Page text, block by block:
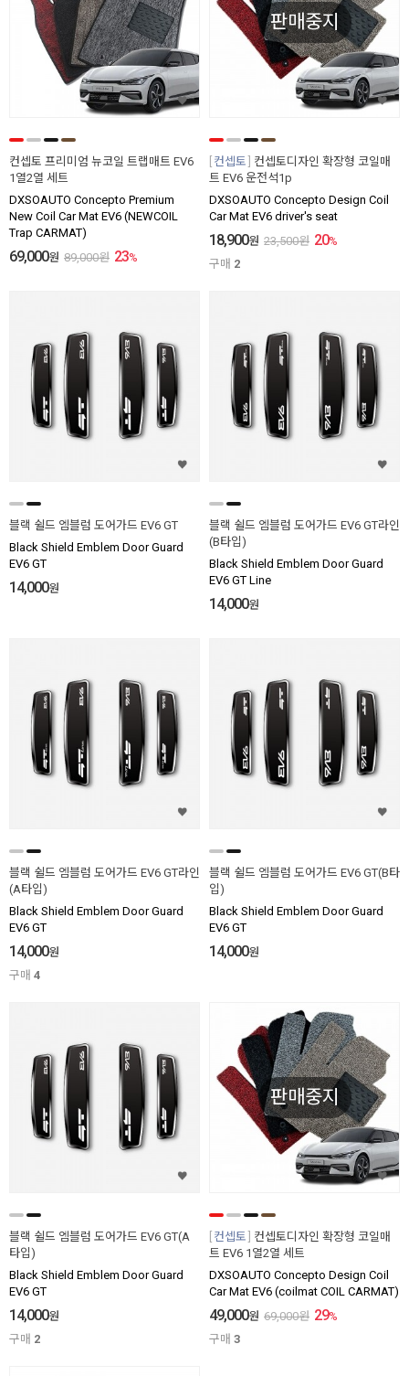
컨셉토 프리미엄 뉴코일 트랩매트 EV6
1열2열 세트
DXSOAUTO Concepto Premium
New Coil Car Mat EV6 (NEWCOIL
Trap CARMAT)
69,000원 89,000원 23%
판매중지
컨셉토
컨셉토디자인 확장형 코일매
트 EV6 운전석1p
DXSOAUTO Concepto Design Coil
Car Mat EV6 driver's seat
18,900원 23,500원 20%
구매 2
블랙 쉴드 엠블럼 도어가드 EV6 GT
Black Shield Emblem Door Guard
EV6 GT
14,000원
블랙 쉴드 엠블럼 도어가드 EV6 GT라인
(B타입)
Black Shield Emblem Door Guard
EV6 GT Line
14,000원
블랙 쉴드 엠블럼 도어가드 EV6 GT라인
(A타입)
Black Shield Emblem Door Guard
EV6 GT
14,000원
구매 4
블랙 쉴드 엠블럼 도어가드 EV6 GT(B타
입)
Black Shield Emblem Door Guard
EV6 GT
14,000원
블랙 쉴드 엠블럼 도어가드 EV6 GT(A
타입)
Black Shield Emblem Door Guard
EV6 GT
14,000원
구매 2
판매중지
컨셉토
컨셉토디자인 확장형 코일매
트 EV6 1열2열 세트
DXSOAUTO Concepto Design Coil
Car Mat EV6 (coilmat COIL CARMAT)
49,000원 69,000원 29%
구매 3